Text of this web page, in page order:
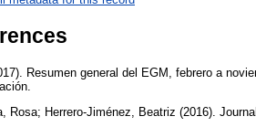
Resumen general del EGM, febrero a
Rosa; Herrero-Jiménez, Beatriz (2016).